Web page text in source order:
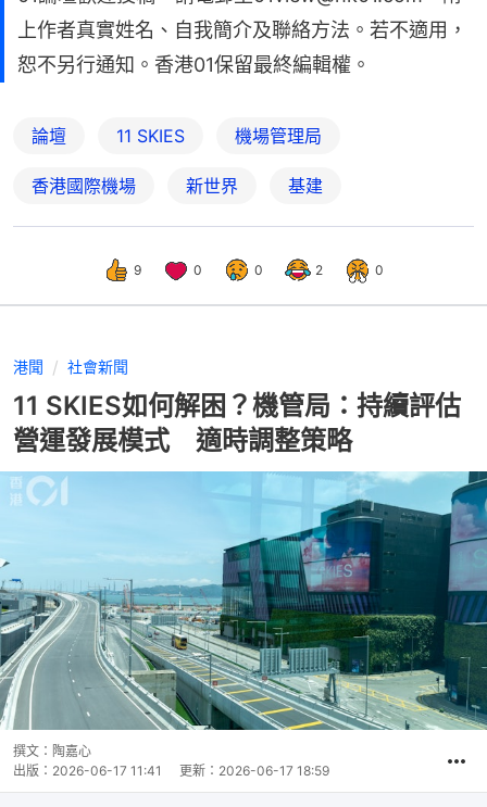
上作者真實姓名、自我簡介及聯絡方法。若不適用，
恕不另行通知。香港01保留最終編輯權。
論壇 11 SKIES 機場管理局
香港國際機場 新世界 基建
9 0 0 2 0
港聞 社會新聞
11 SKIES如何解困？機管局：持續評估
營運發展模式 適時調整策略
撰文： 陶嘉心
出版： 2026-06-17 11:41 更新： 2026-06-17 18:59